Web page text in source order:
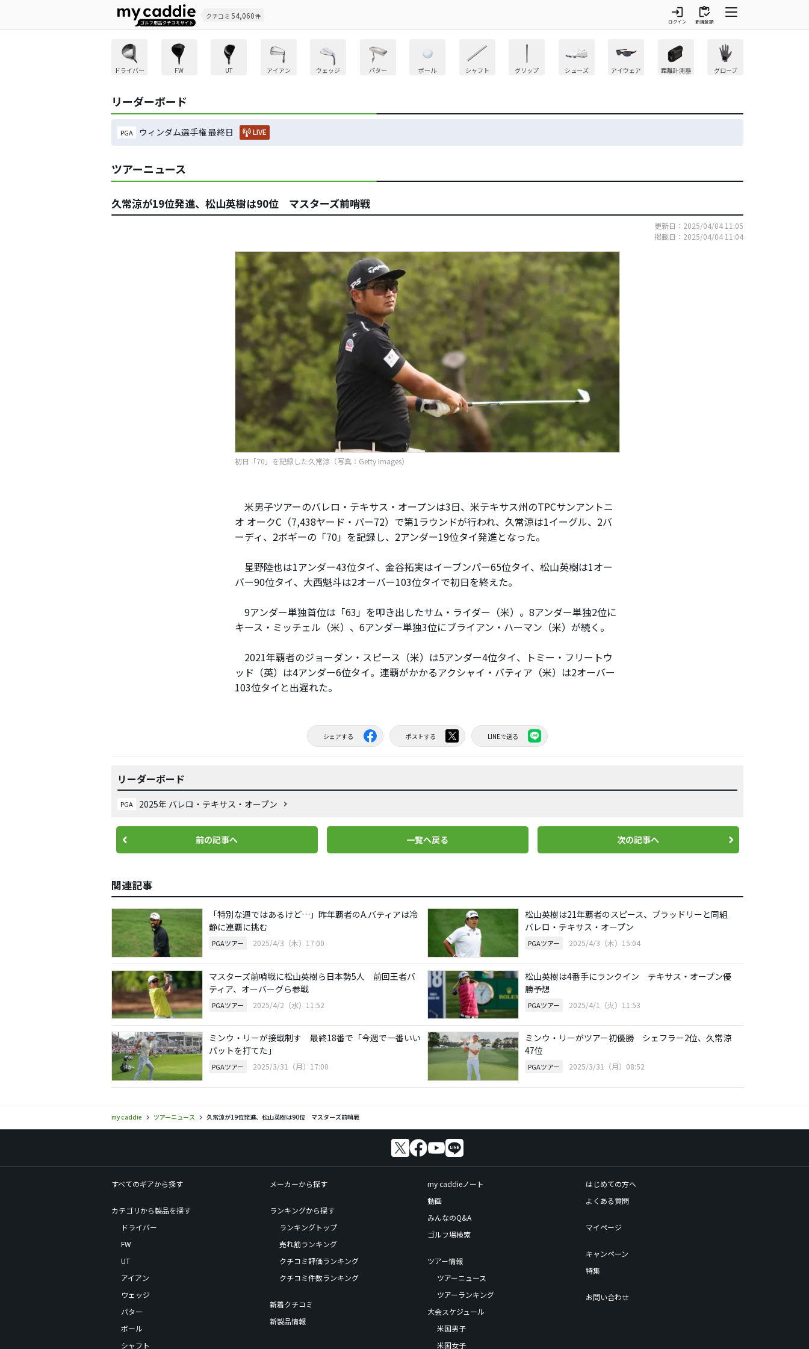
クチコミ 54,060件 login
ログイン
inventory
新規登録
ドライバー FW UT アイアン ウェッジ パター ボール シャフト グリップ シューズ アイウェア 距離計測器 グローブ
リーダーボード
PGA ウィンダム選手権 最終日 LIVE
ツアーニュース
久常涼が19位発進、松山英樹は90位 マスターズ前哨戦
更新日：2025/04/04 11:05
掲載日：2025/04/04 11:04
初日「70」を記録した久常涼（写真：Getty Images）
米男子ツアーのバレロ・テキサス・オープンは3日、米テキサス州のTPCサンアントニ
オ オークC（7,438ヤード・パー72）で第1ラウンドが行われ、久常涼は1イーグル、2バ
ーディ、2ボギーの「70」を記録し、2アンダー19位タイ発進となった。
星野陸也は1アンダー43位タイ、金谷拓実はイーブンパー65位タイ、松山英樹は1オー
バー90位タイ、大西魁斗は2オーバー103位タイで初日を終えた。
9アンダー単独首位は「63」を叩き出したサム・ライダー（米）。8アンダー単独2位に
キース・ミッチェル（米）、6アンダー単独3位にブライアン・ハーマン（米）が続く。
2021年覇者のジョーダン・スピース（米）は5アンダー4位タイ、トミー・フリートウ
ッド（英）は4アンダー6位タイ。連覇がかかるアクシャイ・バティア（米）は2オーバー
103位タイと出遅れた。
シェアする ポストする LINEで送る
リーダーボード
PGA 2025年 バレロ・テキサス・オープン
前の記事へ 一覧へ戻る 次の記事へ
関連記事
「特別な週ではあるけど…」昨年覇者のA.バティアは冷
静に連覇に挑む
PGAツアー 2025/4/3（木）17:00
松山英樹は21年覇者のスピース、ブラッドリーと同組
バレロ・テキサス・オープン
PGAツアー 2025/4/3（木）15:04
マスターズ前哨戦に松山英樹ら日本勢5人 前回王者バ
ティア、オーバーグら参戦
PGAツアー 2025/4/2（水）11:52
松山英樹は4番手にランクイン テキサス・オープン優
勝予想
PGAツアー 2025/4/1（火）11:53
ミンウ・リーが接戦制す 最終18番で「今週で一番いい
パットを打てた」
PGAツアー 2025/3/31（月）17:00
ミンウ・リーがツアー初優勝 シェフラー2位、久常涼
47位
PGAツアー 2025/3/31（月）08:52
my caddie ツアーニュース 久常涼が19位発進、松山英樹は90位 マスターズ前哨戦
すべてのギアから探す
カテゴリから製品を探す
ドライバー
FW
UT
アイアン
ウェッジ
パター
ボール
シャフト
メーカーから探す
ランキングから探す
ランキングトップ
売れ筋ランキング
クチコミ評価ランキング
クチコミ件数ランキング
新着クチコミ
新製品情報
my caddieノート
動画
みんなのQ&A
ゴルフ場検索
ツアー情報
ツアーニュース
ツアーランキング
大会スケジュール
米国男子
米国女子
はじめての方へ
よくある質問
マイページ
キャンペーン
特集
お問い合わせ